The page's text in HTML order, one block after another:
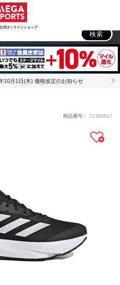
式オンラインショップ
検索
10月1日(木) 価格改定のお知らせ
商品番号： 71386817